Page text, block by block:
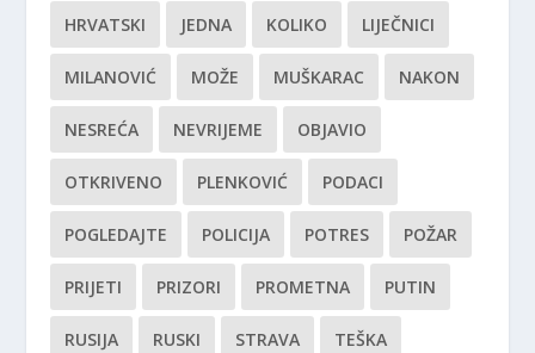
HRVATSKI JEDNA KOLIKO LIJEČNICI
MILANOVIĆ MOŽE MUŠKARAC NAKON
NESREĆA NEVRIJEME OBJAVIO
OTKRIVENO PLENKOVIĆ PODACI
POGLEDAJTE POLICIJA POTRES POŽAR
PRIJETI PRIZORI PROMETNA PUTIN
RUSIJA RUSKI STRAVA TEŠKA